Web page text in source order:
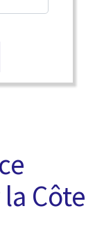
Côte